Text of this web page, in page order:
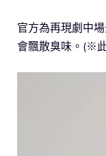
官方為再現劇中
會飄散臭味。(※